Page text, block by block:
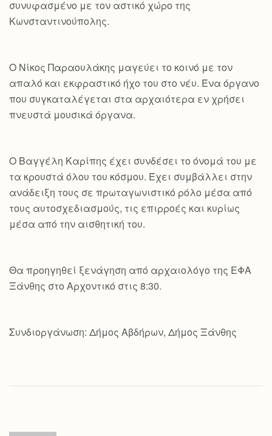
συνυφασμένο με τον αστικό χώρο της
Κωνσταντινούπολης.
Ο Νίκος Παραουλάκης μαγεύει το κοινό με τον
απαλό και εκφραστικό ήχο του στο νέυ. Ένα όργανο
που συγκαταλέγεται στα αρχαιότερα εν χρήσει
πνευστά μουσικά όργανα.
Ο Βαγγέλη Καρίπης έχει συνδέσει το όνομά του με
τα κρουστά όλου του κόσμου. Έχει συμβάλλει στην
ανάδειξη τους σε πρωταγωνιστικό ρόλο μέσα από
τους αυτοσχεδιασμούς, τις επιρροές και κυρίως
μέσα από την αισθητική του.
Θα προηγηθεί ξενάγηση από αρχαιολόγο της ΕΦΑ
Ξάνθης στο Αρχοντικό στις 8:30.
Συνδιοργάνωση: Δήμος Αβδήρων, Δήμος Ξάνθης